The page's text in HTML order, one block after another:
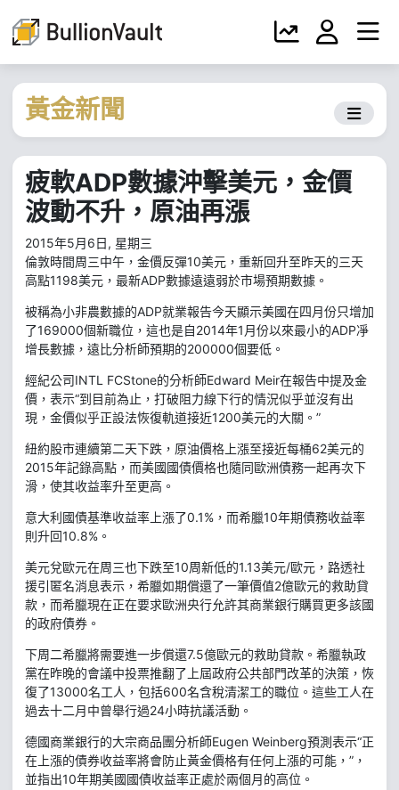
黃金新聞
疲軟ADP數據沖擊美元，金價
波動不升，原油再漲
2015年5月6日, 星期三
倫敦時間周三中午，金價反彈10美元，重新回升至昨天的三天
高點1198美元，最新ADP數據遠遠弱於市場預期數據。
被稱為小非農數據的ADP就業報告今天顯示美國在四月份只增加
了169000個新職位，這也是自2014年1月份以來最小的ADP凈
增長數據，遠比分析師預期的200000個要低。
經紀公司INTL FCStone的分析師Edward Meir在報告中提及金
價，表示“到目前為止，打破阻力線下行的情況似乎並沒有出
現，金價似乎正設法恢復軌道接近1200美元的大關。”
紐約股市連續第二天下跌，原油價格上漲至接近每桶62美元的
2015年記錄高點，而美國國債價格也隨同歐洲債務一起再次下
滑，使其收益率升至更高。
意大利國債基準收益率上漲了0.1%，而希臘10年期債務收益率
則升回10.8%。
美元兌歐元在周三也下跌至10周新低的1.13美元/歐元，路透社
援引匿名消息表示，希臘如期償還了一筆價值2億歐元的救助貸
款，而希臘現在正在要求歐洲央行允許其商業銀行購買更多該國
的政府債券。
下周二希臘將需要進一步償還7.5億歐元的救助貸款。希臘執政
黨在昨晚的會議中投票推翻了上屆政府公共部門改革的決策，恢
復了13000名工人，包括600名含稅清潔工的職位。這些工人在
過去十二月中曾舉行過24小時抗議活動。
德國商業銀行的大宗商品團分析師Eugen Weinberg預測表示“正
在上漲的債券收益率將會防止黃金價格有任何上漲的可能，”，
並指出10年期美國國債收益率正處於兩個月的高位。